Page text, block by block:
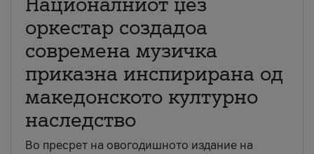
оркестар создадоа
современа музичка
приказна инспирирана од
македонското културно
наследство
Во пресрет на овогодишното издание на